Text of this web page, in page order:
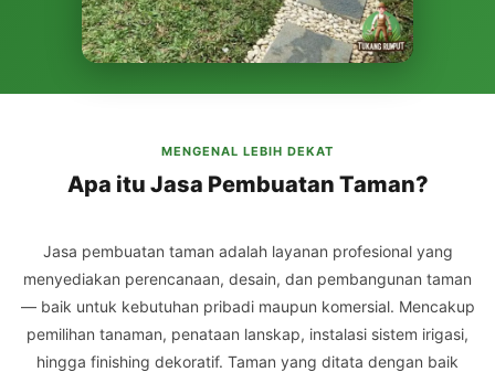
MENGENAL LEBIH DEKAT
Apa itu Jasa Pembuatan Taman?
Jasa pembuatan taman adalah layanan profesional yang
menyediakan perencanaan, desain, dan pembangunan taman
— baik untuk kebutuhan pribadi maupun komersial. Mencakup
pemilihan tanaman, penataan lanskap, instalasi sistem irigasi,
hingga finishing dekoratif. Taman yang ditata dengan baik